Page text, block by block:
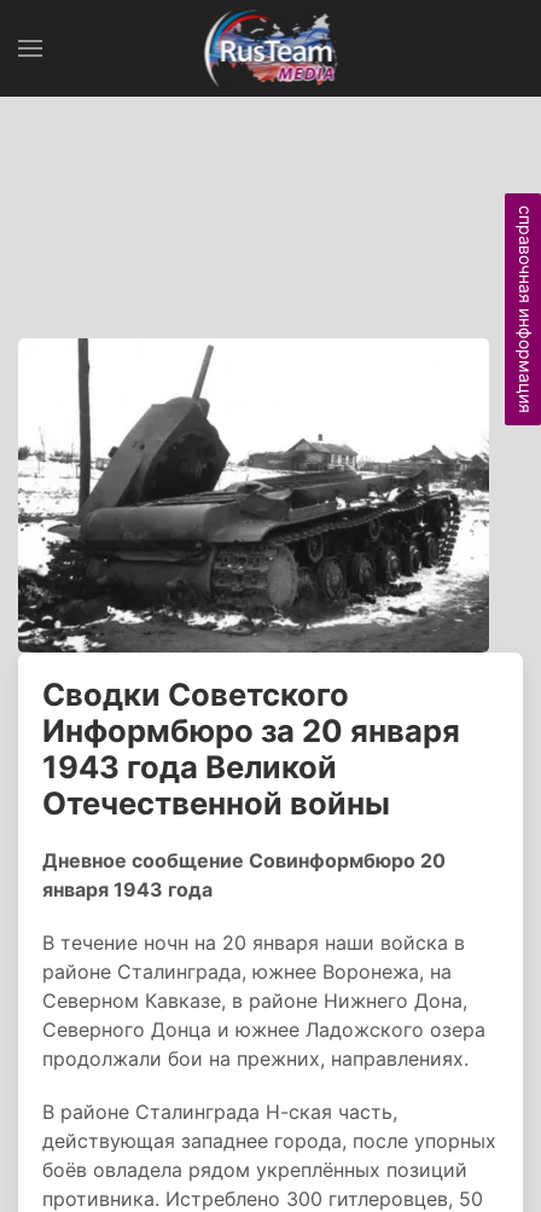
Сводки Советского
Информбюро за 20 января
1943 года Великой
Отечественной войны
Дневное сообщение Совинформбюро 20
января 1943 года
В течение ночн на 20 января наши войска в
районе Сталинграда, южнее Воронежа, на
Северном Кавказе, в районе Нижнего Дона,
Северного Донца и южнее Ладожского озера
продолжали бои на прежних, направлениях.
В районе Сталинграда Н-ская часть,
действующая западнее города, после упорных
боёв овладела рядом укреплённых позиций
противника. Истреблено 300 гитлеровцев, 50
справочная информация